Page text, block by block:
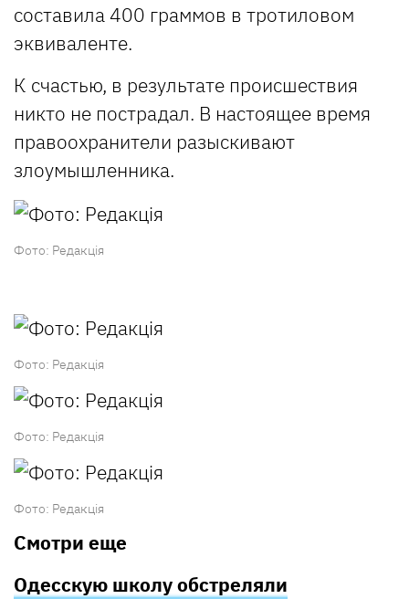
составила 400 граммов в тротиловом
эквиваленте.
К счастью, в результате происшествия
никто не пострадал. В настоящее время
правоохранители разыскивают
злоумышленника.
Фото: Редакція
Фото: Редакція
Фото: Редакція
Фото: Редакція
Смотри еще
Одесскую школу обстреляли